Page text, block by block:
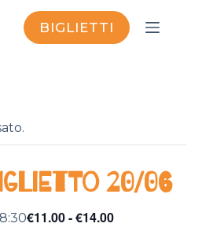
BIGLIETTI
20/06
€11.00 - €14.00